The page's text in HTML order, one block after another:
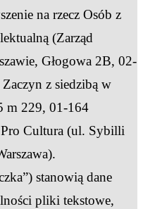
na rzecz Osób z
(Zarząd
Głogowa 2B, 02-
z siedzibą w
m 229, 01-164
Pro Cultura (ul. Sybilli
stanowią dane
pliki tekstowe,